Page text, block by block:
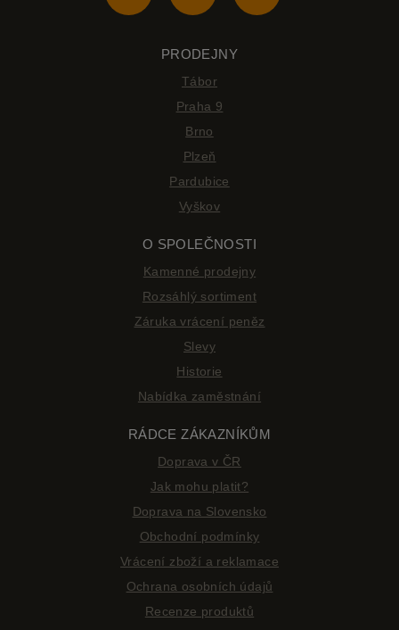
PRODEJNY
Tábor
Praha 9
Brno
Plzeň
Pardubice
Vyškov
O SPOLEČNOSTI
Kamenné prodejny
Rozsáhlý sortiment
Záruka vrácení peněz
Slevy
Historie
Nabídka zaměstnání
RÁDCE ZÁKAZNÍKŮM
Doprava v ČR
Jak mohu platit?
Doprava na Slovensko
Obchodní podmínky
Vrácení zboží a reklamace
Ochrana osobních údajů
Recenze produktů